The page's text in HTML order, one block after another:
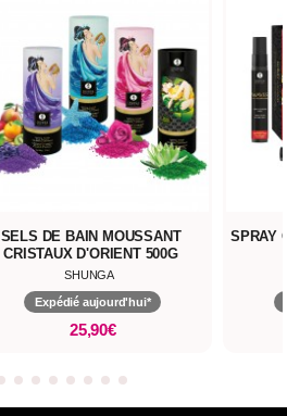
SELS DE BAIN MOUSSANT
CRISTAUX D'ORIENT 500G
SHUNGA
Expédié aujourd'hui*
25,90€
SPRAY